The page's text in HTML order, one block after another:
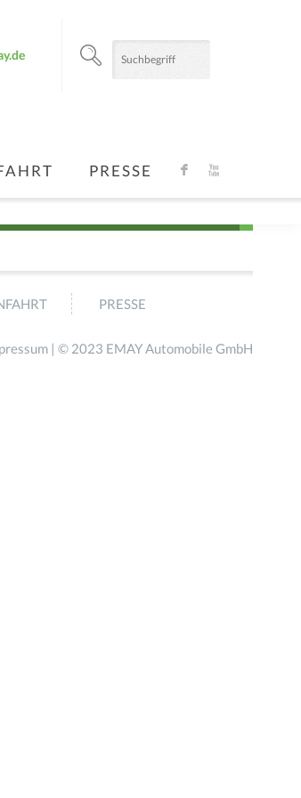
F X
PRESSE
PRESSE
| © 2023 EMAY Automobile GmbH